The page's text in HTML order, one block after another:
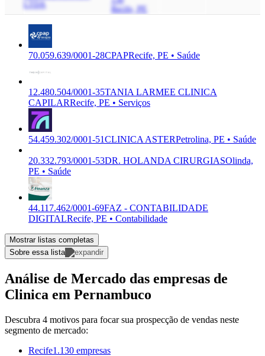
Recife, PE
70.059.639/0001-28CPAPRecife, PE • Saúde
12.480.504/0001-35TANIA LARMEE CLINICA
CAPILARRecife, PE • Serviços
54.459.302/0001-51CLINICA ASTERPetrolina, PE • Saúde
20.332.793/0001-53DR. HOLANDA CIRURGIASOlinda,
PE • Saúde
44.117.462/0001-69FAZ - CONTABILIDADE
DIGITALRecife, PE • Contabilidade
Mostrar listas completas
Sobre essa lista
Análise de Mercado das empresas de
Clinica em Pernambuco
Descubra 4 motivos para focar sua prospecção de vendas neste
segmento de mercado:
Recife1.130 empresas